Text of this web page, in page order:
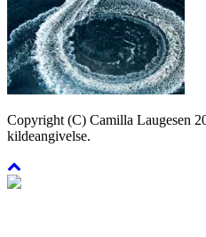
Copyright (C) Camilla Laugesen
kildeangivelse.